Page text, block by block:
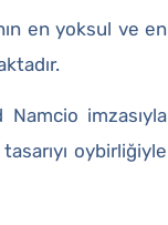
en yoksul ve en
Namcio imzasıyla
oybirliğiyle